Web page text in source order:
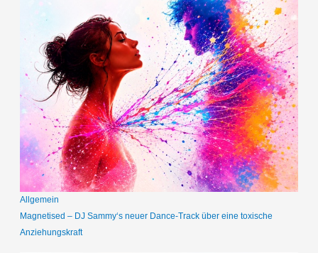
Allgemein
Magnetised – DJ Sammy‘s neuer Dance-Track über eine toxische
Anziehungskraft